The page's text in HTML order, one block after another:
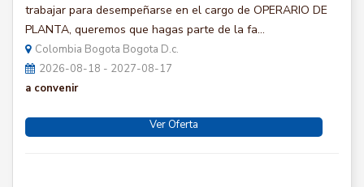
trabajar para desempeñarse en el cargo de OPERARIO DE
PLANTA, queremos que hagas parte de la fa...
Colombia Bogota Bogota D.c.
2026-08-18 - 2027-08-17
a convenir
Ver Oferta